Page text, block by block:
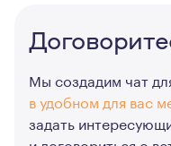
Мы создадим чат
в удобном для вас
задать